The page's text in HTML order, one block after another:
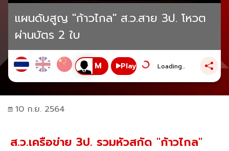
แผนดับสูญ "ก้าวไกล" ส.ว.สาย 3ป. โหวต
ผ่านบัตร 2 ใบ
Play Loading...
10 ก.ย. 2564
ส.ว.เครือข่าย 3ป. รวมหัวสกัด "ก้าวไกล"